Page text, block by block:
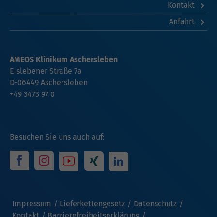
Kontakt
Anfahrt
Besuchen Sie uns auch auf:
Impressum Lieferkettengesetz
Datenschutz
AMEOS Klinikum Aschersleben
Eislebener Straße 7a
D-06449 Aschersleben
+49 3473 97 0